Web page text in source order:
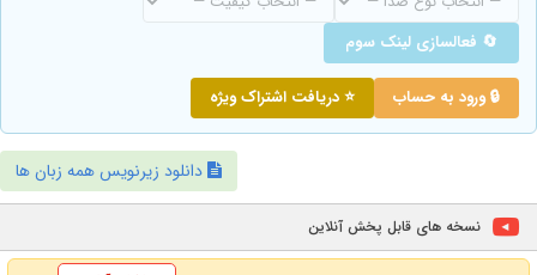
🔄 فعالسازی لینک سوم
🔒 ورود به حساب ⭐ دریافت اشتراک ویژه
دانلود زیرنویس همه زبان ها
نسخه های قابل پخش آنلاین